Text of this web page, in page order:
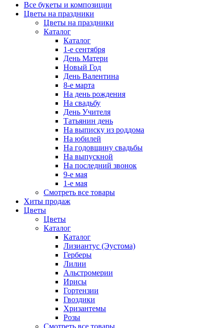
Все букеты и композиции
Цветы на праздники
Цветы на праздники
Каталог
Каталог
1-е сентября
День Матери
Новый Год
День Валентина
8-е марта
На день рождения
На свадьбу
День Учителя
Татьянин день
На выписку из роддома
На юбилей
На годовщину свадьбы
На выпускной
На последний звонок
9-е мая
1-е мая
Смотреть все товары
Хиты продаж
Цветы
Цветы
Каталог
Каталог
Лизиантус (Эустома)
Герберы
Лилии
Альстромерии
Ирисы
Гортензии
Гвоздики
Хризантемы
Розы